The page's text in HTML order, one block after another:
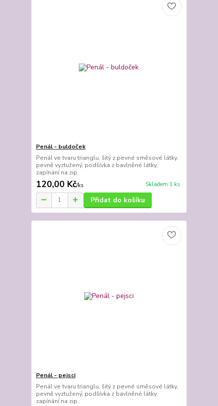
Penál - buldoček
Penál ve tvaru trianglu, šitý z pevné směsové látky,
pevně vyztužený, podšívka z bavlněné látky,
zapínání na zip.
120,00 Kč/ks Skladem 1 ks
Přidat do košíku
Penál - pejsci
Penál ve tvaru trianglu, šitý z pevné směsové látky,
pevně vyztužený, podšívka z bavlněné látky,
zapínání na zip.